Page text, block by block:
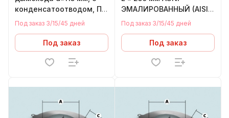
конденсатоотводом, П,
AGNI, ЭМАЛИРОВАННАЯ
Под заказ 3/15/45 дней
Под заказ
ЭМАЛИРОВАННЫЙ (AISI
430 - нержавейка)
Под заказ 3/15/45 дней
Под заказ